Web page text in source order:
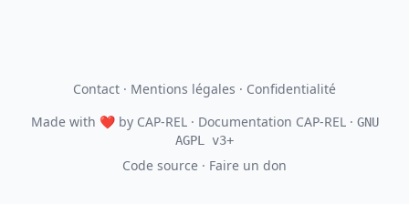
Contact · Mentions légales · Confidentialité
Made with ❤by CAP-REL· Documentation CAP-REL · GNU
AGPL v3+
Code source · Faire un don